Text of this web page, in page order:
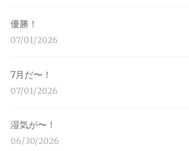
優勝！
07/01/2026
7月だ〜！
07/01/2026
湿気が〜！
06/30/2026